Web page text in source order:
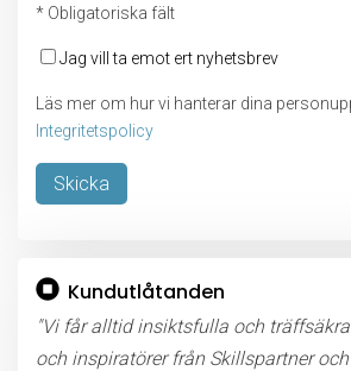
* Obligatoriska fält
Jag vill ta emot ert nyhetsbrev
Läs mer om hur vi hanterar dina
Integritetspolicy
Kundutlåtanden
"Vi får alltid insiktsfulla och
och inspiratörer från Skillspartner